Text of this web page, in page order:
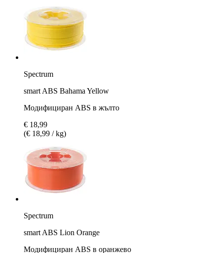
Spectrum
smart ABS Bahama Yellow
Модифициран ABS в жълто
€ 18,99
(€ 18,99 / kg)
Spectrum
smart ABS Lion Orange
Модифициран ABS в оранжево